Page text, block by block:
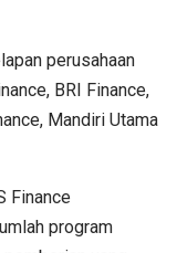
perusahaan
BRI Finance,
Mandiri Utama
Finance
program